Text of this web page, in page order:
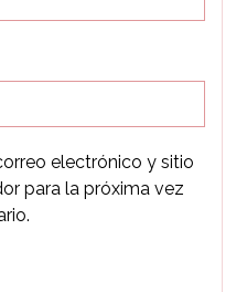
electrónico y sitio
para la próxima vez